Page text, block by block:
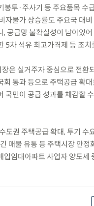
봉투·주사기 등 주요품목 수
자물가 상승률도 주요국 대
, 공급망 불확실성이 남아있
5차 석유 최고가격제 등 조치
은 실거주자 중심으로 전환
회 통과 등으로 주택공급 확
국민이 공급 성과를 체감할
도권 주택공급 확대, 투기 수
매물 유통 등 주택시장 안정
입임대아파트 사업자 양도세